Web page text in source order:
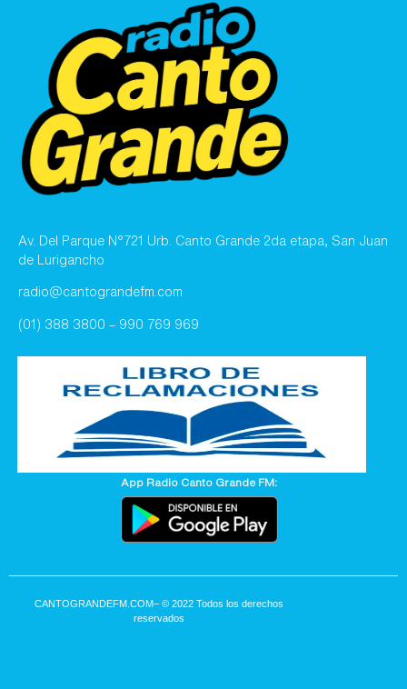
Av. Del Parque N°721 Urb. Canto Grande 2da etapa, San Juan
de Lurigancho
radio@cantograndefm.com
(01) 388 3800 – 990 769 969
App Radio Canto Grande FM:
CANTOGRANDEFM.COM– © 2022 Todos los derechos
reservados